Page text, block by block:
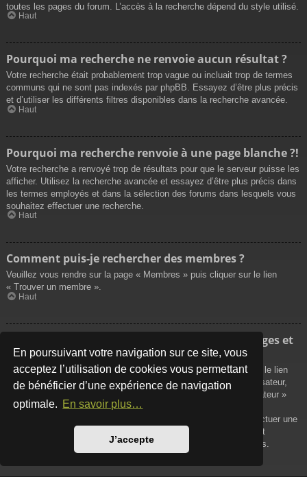
En poursuivant votre navigation sur ce site, vous
acceptez l’utilisation de cookies vous permettant
de bénéficier d’une expérience de navigation
optimale. En savoir plus…
J’accepte
toutes les pages du forum. L’accès à la recherche dépend du style utilisé.
Haut
Pourquoi ma recherche ne renvoie aucun résultat ?
Votre recherche était probablement trop vague ou incluait trop de termes
communs qui ne sont pas indexés par phpBB. Essayez d’être plus précis
et d’utiliser les différents filtres disponibles dans la recherche avancée.
Haut
Pourquoi ma recherche renvoie à une page blanche ?!
Votre recherche a renvoyé trop de résultats pour que le serveur puisse les
afficher. Utilisez la recherche avancée et essayez d’être plus précis dans
les termes employés et dans la sélection des forums dans lesquels vous
souhaitez effectuer une recherche.
Haut
Comment puis-je rechercher des membres ?
Veuillez vous rendre sur la page « Membres » puis cliquer sur le lien
« Trouver un membre ».
Haut
Comment puis-je retrouver mes propres messages et
sujets ?
Vos propres messages peuvent être affichés soit en cliquant sur le lien
« Afficher vos messages » dans le panneau de contrôle de l’utilisateur,
soit en cliquant sur le lien « Rechercher les messages de l’utilisateur »
sur la page de votre propre profil ou soit en cliquant sur le menu
« Raccourcis » situé sur la partie supérieure du forum. Pour effectuer une
recherche de vos propres sujets, utilisez la recherche avancée et
remplissez convenablement les options qui vous sont disponibles.